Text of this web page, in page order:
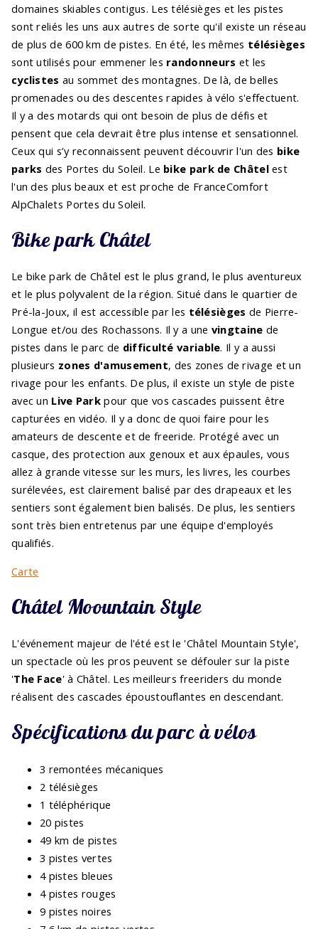
domaines skiables contigus. Les télésièges et les pistes
sont reliés les uns aux autres de sorte qu'il existe un réseau
de plus de 600 km de pistes. En été, les mêmes télésièges
sont utilisés pour emmener les randonneurs et les
cyclistes au sommet des montagnes. De là, de belles
promenades ou des descentes rapides à vélo s'effectuent.
Il y a des motards qui ont besoin de plus de défis et
pensent que cela devrait être plus intense et sensationnel.
Ceux qui s’y reconnaissent peuvent découvrir l'un des bike
parks des Portes du Soleil. Le bike park de Châtelest
l'un des plus beaux et est proche de FranceComfort
AlpChalets Portes du Soleil.
Bike park Châtel
Le bike park de Châtel est le plus grand, le plus aventureux
et le plus polyvalent de la région. Situé dans le quartier de
Pré-la-Joux, il est accessible par les télésièges de Pierre-
Longue et/ou des Rochassons. Il y a une vingtaine de
pistes dans le parc de difficulté variable. Il y a aussi
plusieurs zones d'amusement, des zones de rivage et un
rivage pour les enfants. De plus, il existe un style de piste
avec un Live Park pour que vos cascades puissent être
capturées en vidéo. Il y a donc de quoi faire pour les
amateurs de descente et de freeride. Protégé avec un
casque, des protection aux genoux et aux épaules, vous
allez à grande vitesse sur les murs, les livres, les courbes
surélevées, est clairement balisé par des drapeaux et les
sentiers sont également bien balisés. De plus, les sentiers
sont très bien entretenus par une équipe d'employés
qualifiés.
Carte
Châtel Moountain Style
L'événement majeur de l'été est le 'Châtel Mountain Style',
un spectacle où les pros peuvent se défouler sur la piste
'The Face' à Châtel. Les meilleurs freeriders du monde
réalisent des cascades époustouflantes en descendant.
Spécifications du parc à vélos
3 remontées mécaniques
2 télésièges
1 téléphérique
20 pistes
49 km de pistes
3 pistes vertes
4 pistes bleues
4 pistes rouges
9 pistes noires